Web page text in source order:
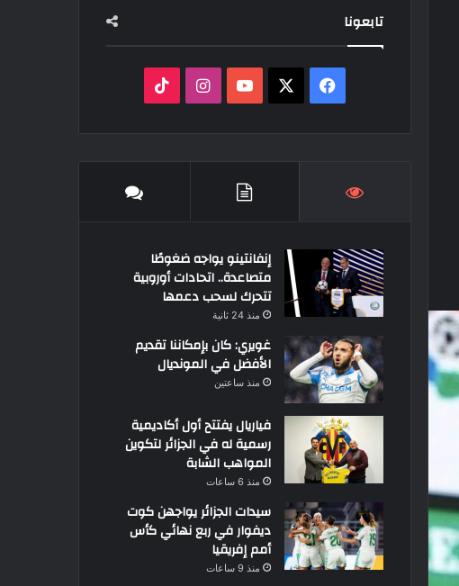
تابعونا
فيسبوك ‫YouTubeانستقرام
إنفانتينو يواجه ضغوطًا
متصاعدة.. اتحادات أوروبية
تتحرك لسحب دعمها
منذ 24 ثانية
غويري: كان بإمكاننا تقديم
الأفضل في المونديال
منذ ساعتين
فياريال يفتتح أول أكاديمية
رسمية له في الجزائر لتكوين
المواهب الشابة
منذ 6 ساعات
سيدات الجزائر يواجهن كوت
ديفوار في ربع نهائي كأس
أمم إفريقيا
منذ 9 ساعات